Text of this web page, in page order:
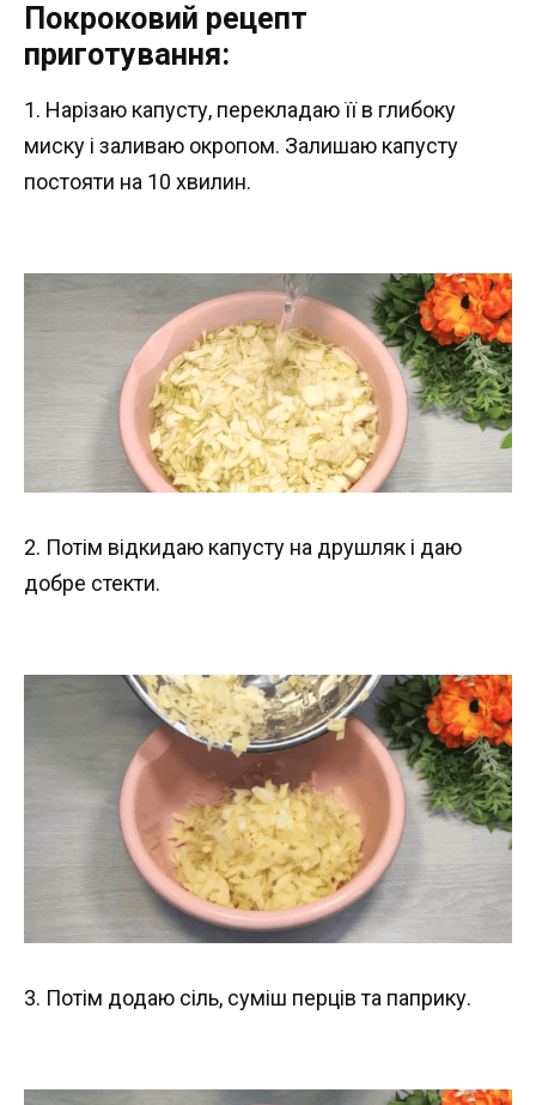
Покроковий рецепт
приготування:
1. Нарізаю капусту, перекладаю її в глибоку
миску і заливаю окропом. Залишаю капусту
постояти на 10 хвилин.
2. Потім відкидаю капусту на друшляк і даю
добре стекти.
3. Потім додаю сіль, суміш перців та паприку.